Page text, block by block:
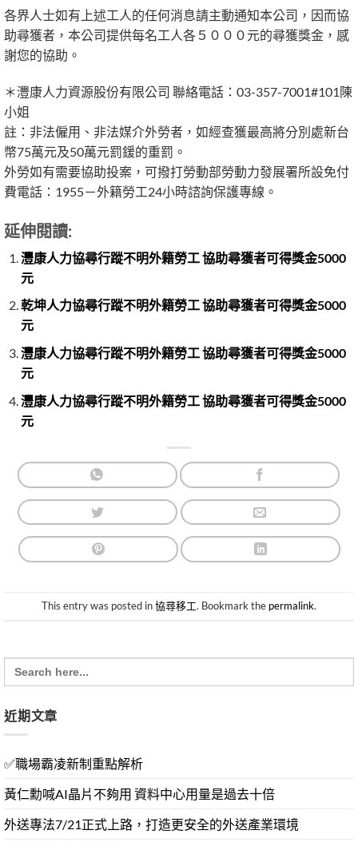
各界人士如有上述工人的任何消息請主動通知本公司，因而協
助尋獲者，本公司提供每名工人各５０００元的尋獲獎金，感
謝您的協助。
＊灃康人力資源股份有限公司 聯絡電話：03-357-7001#101陳
小姐
註：非法僱用、非法媒介外勞者，如經查獲最高將分別處新台
幣75萬元及50萬元罰鍰的重罰。
外勞如有需要協助投案，可撥打勞動部勞動力發展署所設免付
費電話：1955－外籍勞工24小時諮詢保護專線。
延伸閱讀:
灃康人力協尋行蹤不明外籍勞工 協助尋獲者可得獎金5000
元
乾坤人力協尋行蹤不明外籍勞工 協助尋獲者可得獎金5000
元
灃康人力協尋行蹤不明外籍勞工 協助尋獲者可得獎金5000
元
灃康人力協尋行蹤不明外籍勞工 協助尋獲者可得獎金5000
元
This entry was posted in協尋移工. Bookmark the permalink.
Search
for:
近期文章
✅職場霸凌新制重點解析
黃仁勳喊AI晶片不夠用 資料中心用量是過去十倍
外送專法7/21正式上路，打造更安全的外送產業環境